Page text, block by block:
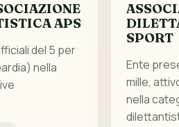
APS
del 5 per
nella
SPORT
Ente
mille,
nella